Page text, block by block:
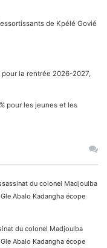
de Kpélé Govié
la rentrée 2026-2027,
pour les jeunes et les
du colonel Madjoulba
Abalo Kadangha écope
du colonel Madjoulba
Abalo Kadangha écope